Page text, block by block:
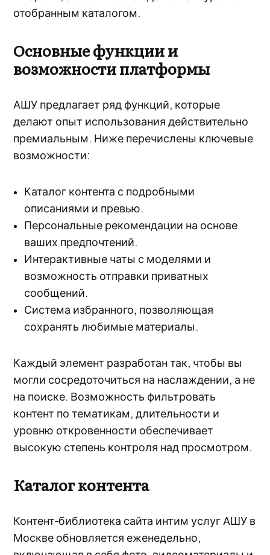
отобранным каталогом.
Основные функции и
возможности платформы
АШУ предлагает ряд функций, которые
делают опыт использования действительно
премиальным. Ниже перечислены ключевые
возможности:
Каталог контента с подробными
описаниями и превью.
Персональные рекомендации на основе
ваших предпочтений.
Интерактивные чаты с моделями и
возможность отправки приватных
сообщений.
Система избранного, позволяющая
сохранять любимые материалы.
Каждый элемент разработан так, чтобы вы
могли сосредоточиться на наслаждении, а не
на поиске. Возможность фильтровать
контент по тематикам, длительности и
уровню откровенности обеспечивает
высокую степень контроля над просмотром.
Каталог контента
Контент‑библиотека сайта интим услуг АШУ в
Москве обновляется еженедельно,